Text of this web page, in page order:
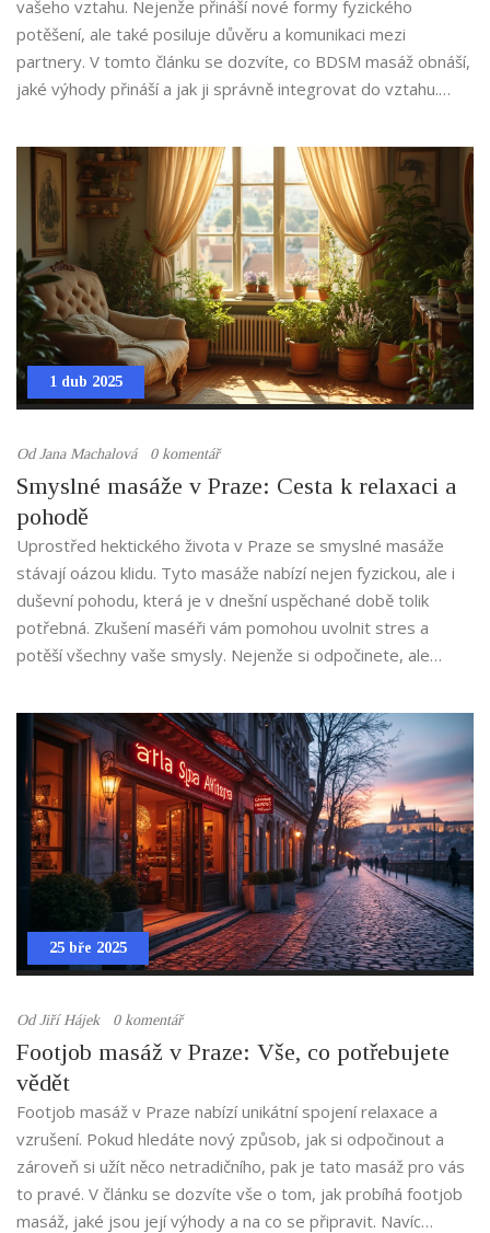
vašeho vztahu. Nejenže přináší nové formy fyzického
potěšení, ale také posiluje důvěru a komunikaci mezi
partnery. V tomto článku se dozvíte, co BDSM masáž obnáší,
jaké výhody přináší a jak ji správně integrovat do vztahu.
překonat případné obavy.
1 dub 2025
OdJana Machalová 0 komentář
Smyslné masáže v Praze: Cesta k relaxaci a
pohodě
Uprostřed hektického života v Praze se smyslné masáže
stávají oázou klidu. Tyto masáže nabízí nejen fyzickou, ale i
duševní pohodu, která je v dnešní uspěchané době tolik
potřebná. Zkušení maséři vám pomohou uvolnit stres a
potěší všechny vaše smysly. Nejenže si odpočinete, ale
25 bře 2025
OdJiří Hájek 0 komentář
Footjob masáž v Praze: Vše, co potřebujete
vědět
Footjob masáž v Praze nabízí unikátní spojení relaxace a
vzrušení. Pokud hledáte nový způsob, jak si odpočinout a
zároveň si užít něco netradičního, pak je tato masáž pro vás
to pravé. V článku se dozvíte vše o tom, jak probíhá footjob
masáž, jaké jsou její výhody a na co se připravit. Navíc